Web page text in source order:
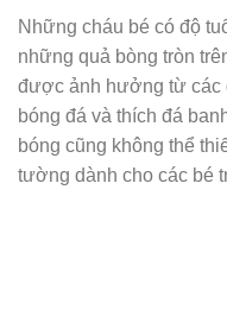
Những cháu bé có độ
những quả bòng tròn
được ảnh hưởng từ các
bóng đá và thích đá
bóng cũng không thể
tường dành cho các bé